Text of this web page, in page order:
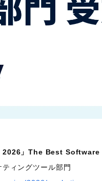
」The Best
ティングツール部門